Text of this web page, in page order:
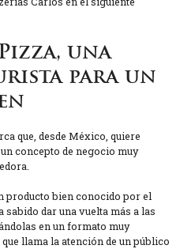
una
para un
que, desde México, quiere
concepto de negocio muy
producto bien conocido por el
dar una vuelta más a las
en un formato muy
llama la atención de un público